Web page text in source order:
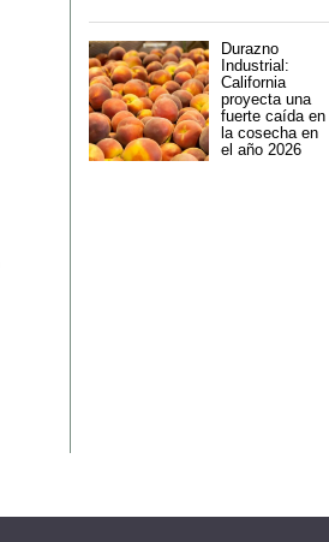
Durazno
Industrial:
California
proyecta una
fuerte caída en
la cosecha en
el año 2026